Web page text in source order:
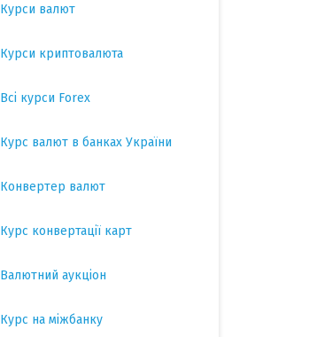
Курси валют
Курси криптовалюта
Всі курси Forex
Курс валют в банках України
Конвертер валют
Курс конвертації карт
Валютний аукціон
Курс на міжбанку